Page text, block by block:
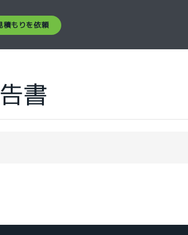
積もりを依頼
書